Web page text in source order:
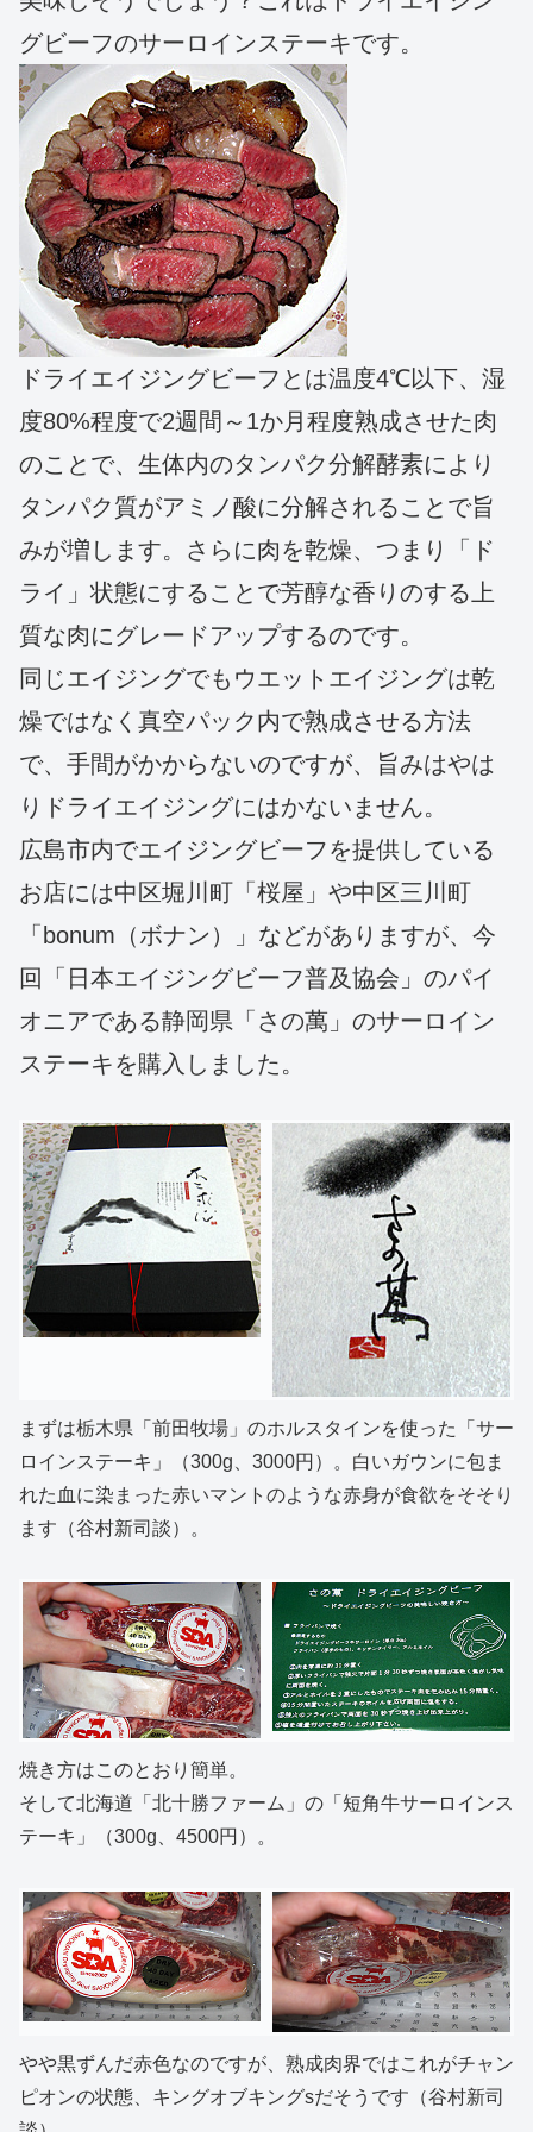
グビーフのサーロインステーキです。
ドライエイジングビーフとは温度4℃以下、湿
度80%程度で2週間～1か月程度熟成させた肉
のことで、生体内のタンパク分解酵素により
タンパク質がアミノ酸に分解されることで旨
みが増します。さらに肉を乾燥、つまり「ド
ライ」状態にすることで芳醇な香りのする上
質な肉にグレードアップするのです。
同じエイジングでもウエットエイジングは乾
燥ではなく真空パック内で熟成させる方法
で、手間がかからないのですが、旨みはやは
りドライエイジングにはかないません。
広島市内でエイジングビーフを提供している
お店には中区堀川町「桜屋」や中区三川町
「bonum（ボナン）」などがありますが、今
回「日本エイジングビーフ普及協会」のパイ
オニアである静岡県「さの萬」のサーロイン
ステーキを購入しました。
まずは栃木県「前田牧場」のホルスタインを使った「サー
ロインステーキ」（300g、3000円）。白いガウンに包ま
れた血に染まった赤いマントのような赤身が食欲をそそり
ます（谷村新司談）。
焼き方はこのとおり簡単。
そして北海道「北十勝ファーム」の「短角牛サーロインス
テーキ」（300g、4500円）。
やや黒ずんだ赤色なのですが、熟成肉界ではこれがチャン
ピオンの状態、キングオブキングsだそうです（谷村新司